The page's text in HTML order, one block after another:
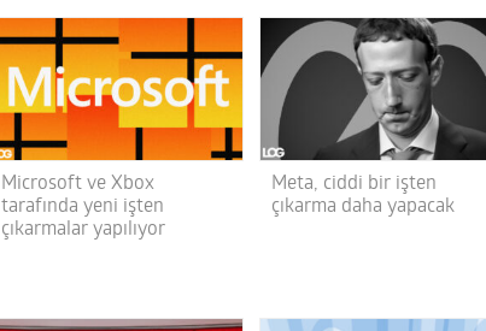
Microsoft ve Xbox
tarafında yeni işten
çıkarmalar yapılıyor
Meta, ciddi bir işten
çıkarma daha yapacak